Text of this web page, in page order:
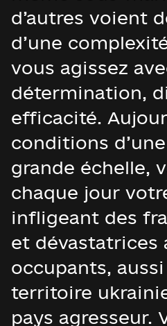
d’autres voient
d’une
vous agissez
détermination,
efficacité.
conditions
grande échelle,
chaque jour
infligeant des
et dévastatrices
occupants,
territoire
pays agresseur.